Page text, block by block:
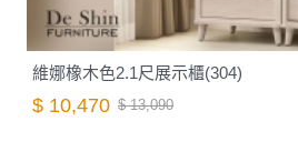
維娜橡木色2.1尺展示櫃(304)
$ 10,470 $ 13,090